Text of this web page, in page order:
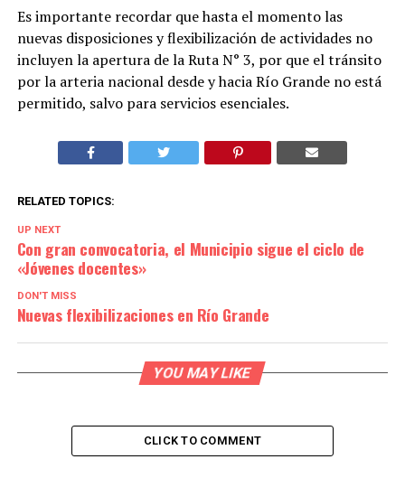
Es importante recordar que hasta el momento las
nuevas disposiciones y flexibilización de actividades no
incluyen la apertura de la Ruta N° 3, por que el tránsito
por la arteria nacional desde y hacia Río Grande no está
permitido, salvo para servicios esenciales.
RELATED TOPICS:
UP NEXT
Con gran convocatoria, el Municipio sigue el ciclo de
«Jóvenes docentes»
DON'T MISS
Nuevas flexibilizaciones en Río Grande
YOU MAY LIKE
CLICK TO COMMENT